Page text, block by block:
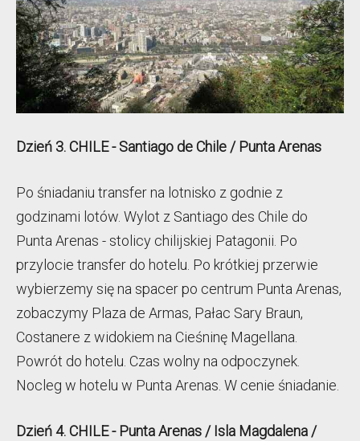
Dzień 3. CHILE - Santiago de Chile / Punta Arenas
Po śniadaniu transfer na lotnisko z godnie z
godzinami lotów. Wylot z Santiago des Chile do
Punta Arenas - stolicy chilijskiej Patagonii. Po
przylocie transfer do hotelu. Po krótkiej przerwie
wybierzemy się na spacer po centrum Punta Arenas,
zobaczymy Plaza de Armas, Pałac Sary Braun,
Costanere z widokiem na Cieśninę Magellana.
Powrót do hotelu. Czas wolny na odpoczynek.
Nocleg w hotelu w Punta Arenas. W cenie śniadanie.
Dzień 4. CHILE - Punta Arenas / Isla Magdalena /